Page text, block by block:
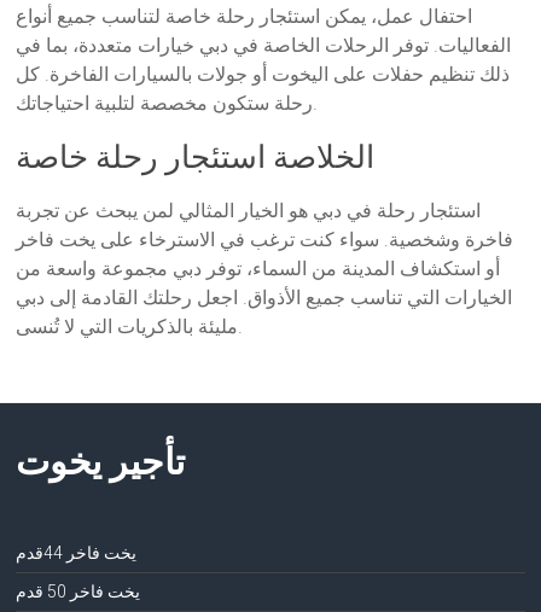
احتفال عمل، يمكن استئجار رحلة خاصة لتناسب جميع أنواع
الفعاليات. توفر الرحلات الخاصة في دبي خيارات متعددة، بما في
ذلك تنظيم حفلات على اليخوت أو جولات بالسيارات الفاخرة. كل
رحلة ستكون مخصصة لتلبية احتياجاتك.
الخلاصة استئجار رحلة خاصة
استئجار رحلة في دبي هو الخيار المثالي لمن يبحث عن تجربة
فاخرة وشخصية. سواء كنت ترغب في الاسترخاء على يخت فاخر
أو استكشاف المدينة من السماء، توفر دبي مجموعة واسعة من
الخيارات التي تناسب جميع الأذواق. اجعل رحلتك القادمة إلى دبي
مليئة بالذكريات التي لا تُنسى.
تأجير يخوت
يخت فاخر 44قدم
يخت فاخر 50 قدم